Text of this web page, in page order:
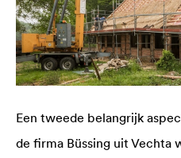
Een tweede belangrijk
de firma Büssing uit Vechta